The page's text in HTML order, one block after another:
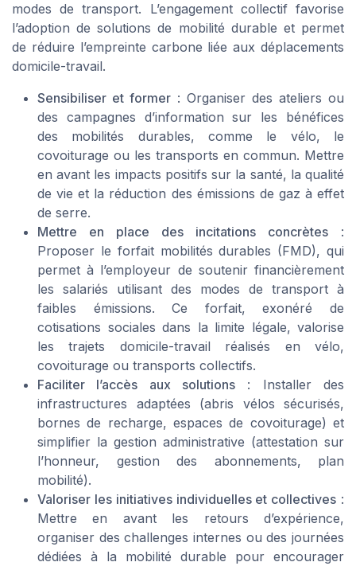
modes de transport. L’engagement collectif favorise
l’adoption de solutions de mobilité durable et permet
de réduire l’empreinte carbone liée aux déplacements
domicile-travail.
Sensibiliser et former : Organiser des ateliers ou
des campagnes d’information sur les bénéfices
des mobilités durables, comme le vélo, le
covoiturage ou les transports en commun. Mettre
en avant les impacts positifs sur la santé, la qualité
de vie et la réduction des émissions de gaz à effet
de serre.
Mettre en place des incitations concrètes :
Proposer le forfait mobilités durables (FMD), qui
permet à l’employeur de soutenir financièrement
les salariés utilisant des modes de transport à
faibles émissions. Ce forfait, exonéré de
cotisations sociales dans la limite légale, valorise
les trajets domicile-travail réalisés en vélo,
covoiturage ou transports collectifs.
Faciliter l’accès aux solutions : Installer des
infrastructures adaptées (abris vélos sécurisés,
bornes de recharge, espaces de covoiturage) et
simplifier la gestion administrative (attestation sur
l’honneur, gestion des abonnements, plan
mobilité).
Valoriser les initiatives individuelles et collectives :
Mettre en avant les retours d’expérience,
organiser des challenges internes ou des journées
dédiées à la mobilité durable pour encourager